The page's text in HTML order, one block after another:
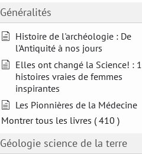
Généralités
Histoire de l'archéologie : De
l'Antiquité à nos jours
Elles ont changé la Science! :
histoires vraies de femmes
inspirantes
Les Pionnières de la Médecine
Montrer tous les livres ( 410 )
Géologie science de la terre